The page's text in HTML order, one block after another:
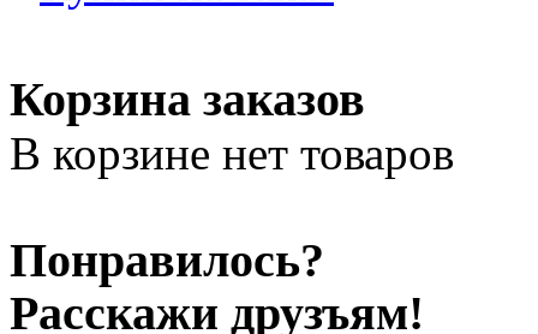
Корзина заказов
В корзине нет товаров
Понравилось?
Расскажи друзъям!